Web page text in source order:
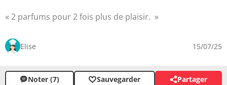
2 parfums pour 2 fois plus de plaisir.
Elise 15/07/25
Noter (7) Sauvegarder Partager